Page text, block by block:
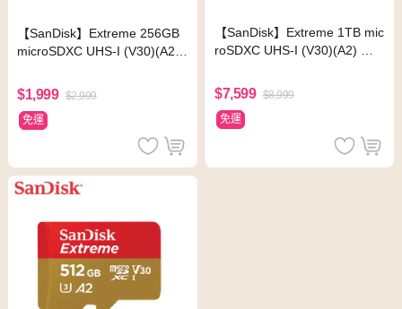
【SanDisk】Extreme 256GB
microSDXC UHS-I (V30)(A2)
$1,999 $2,999
免運
【SanDisk】Extreme 1TB mic
roSDXC UHS-I (V30)(A2) 記
$7,599 $8,999
免運